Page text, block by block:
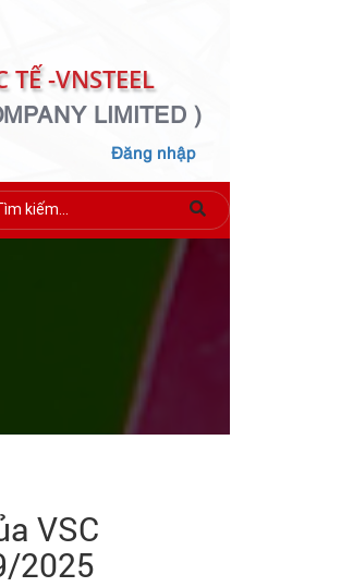
-VNSTEEL
LIMITED )
Đăng nhập
VSC
2025